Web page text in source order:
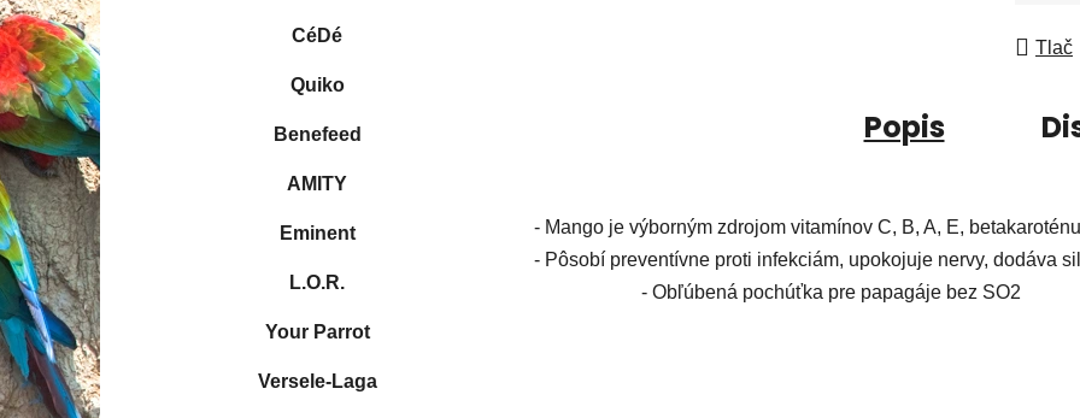
CéDé
Quiko
Benefeed
AMITY
Eminent
L.O.R.
Your Parrot
Versele-Laga
Tlač
Popis
- Mango je výborným zdrojom vitamínov C, B, A, E,
- Pôsobí preventívne proti infekciám, upokojuje nervy, dodáva
- Obľúbená pochúťka pre papagáje bez SO2